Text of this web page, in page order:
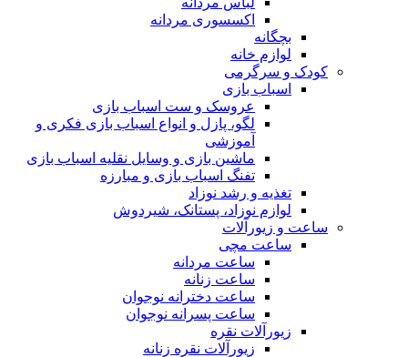
اکسسوری مردانه
بچگانه
لوازم خانه
کودک و سرگرمی
اسباب بازی
عروسک و ست اسباب بازی
لگو، پازل و انواع اسباب بازی فکری و
آموزشی
ماشین بازی و وسایل نقلیه اسباب بازی
تفنگ اسباب بازی و مبارزه
تغذیه و رشد نوزاد
لوازم نوزاد، پستانک، شیردوش
ساعت و زیور‌آلات
ساعت مچی
ساعت مردانه
ساعت زنانه
ساعت دخترانه نوجوان
ساعت پسرانه نوجوان
زیورآلات نقره
زیورآلات نقره زنانه